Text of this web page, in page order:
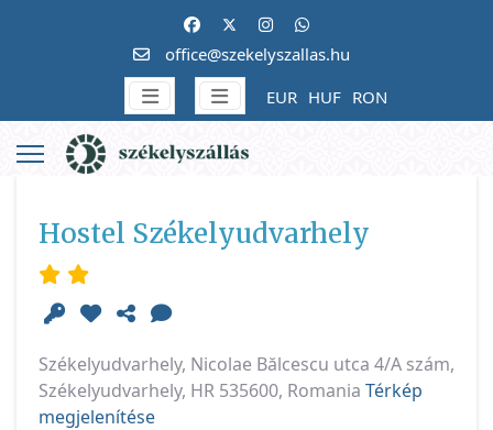
office@szekelyszallas.hu
EUR HUF RON
Hostel Székelyudvarhely
Székelyudvarhely, Nicolae Bălcescu utca 4/A szám,
Székelyudvarhely, HR 535600, Romania Térkép
megjelenítése